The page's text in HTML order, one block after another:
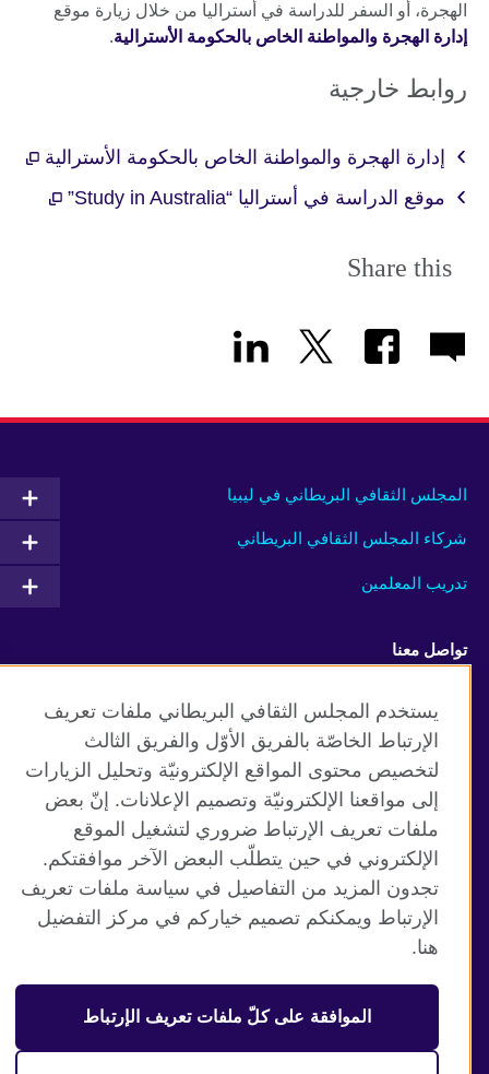
الهجرة، أو السفر للدراسة في أستراليا من خلال زيارة موقع
إدارة الهجرة والمواطنة الخاص بالحكومة الأسترالية.
روابط خارجية
إدارة الهجرة والمواطنة الخاص بالحكومة الأسترالية
موقع الدراسة في أستراليا “Study in Australia”
Share this
المجلس الثقافي البريطاني في ليبيا
شركاء المجلس الثقافي البريطاني
تدريب المعلمين
تواصل معنا
Facebook Twitter
Vimeo TikTok
موقع المجلس الثقافي البريطاني العالمي
الخصوصية وشروط الاستخدام
ملفات تعريف الإرتباط
خارطة الموقع
منظمة المملكة المتحدة الدولية للعلاقات الثقافية والفرص
يستخدم المجلس الثقافي البريطاني ملفات تعريف
الإرتباط الخاصّة بالفريق الأوّل والفريق الثالث
لتخصيص محتوى المواقع الإلكترونيّة وتحليل الزيارات
إلى مواقعنا الإلكترونيّة وتصميم الإعلانات. إنّ بعض
ملفات تعريف الإرتباط ضروري لتشغيل الموقع
الإلكتروني في حين يتطلّب البعض الآخر موافقتكم.
تجدون المزيد من التفاصيل في سياسة ملفات تعريف
الإرتباط ويمكنكم تصميم خياركم في مركز التفضيل
هنا.
الموافقة على كلّ ملفات تعريف الإرتباط